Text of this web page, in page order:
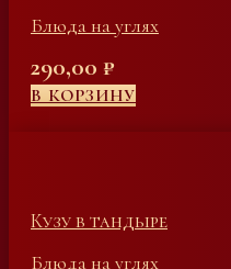
Блюда на углях
290,00 ₽
В КОРЗИНУ
Кузу в тандыре
Блюда на углях